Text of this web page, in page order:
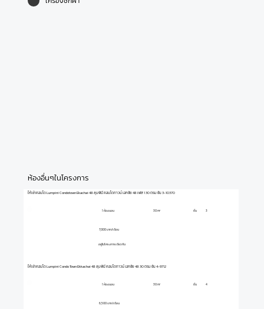
ห้องอื่นๆในโครงการ
ให้เช่าคอนโด Lumpini Condotown Ekachai 48 ลุมพินี คอนโดทาวน์ เอกชัย 48 เฟส 1 30 ตรม ชั้น 3-10370
1 ห้องนอน
7,000 บาท/เดือน
ชั้น
30 m² 3
อยู่ในโครงการเดียวกัน
ให้เช่าคอนโด Lumpini Condo Town Ekkachai 48 ลุมพินี คอนโดทาวน์ เอกชัย 48 30 ตรม ชั้น 4-9712
1 ห้องนอน
6,500 บาท/เดือน
ชั้น
30 m² 4